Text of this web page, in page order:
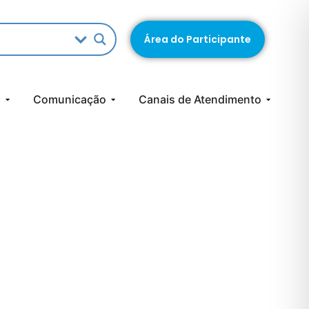
Área do Participante
Comunicação Canais de Atendimento